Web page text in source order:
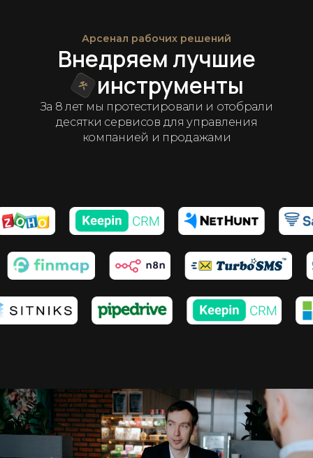
Арсенал рабочих решений
Внедряем лучшие
инструменты
За 8 лет мы протестировали и отобрали
десятки сервисов для управления
компанией и продажами